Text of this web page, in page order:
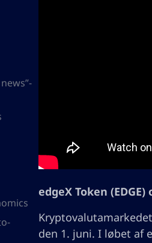
edgeX Token
den 1. juni. I løbet af